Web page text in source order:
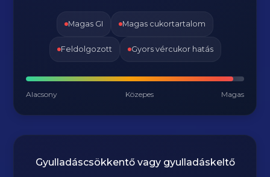
Magas GI Magas cukortartalom
Feldolgozott Gyors vércukor hatás
Alacsony Közepes Magas
Gyulladáscsökkentő vagy gyulladáskeltő